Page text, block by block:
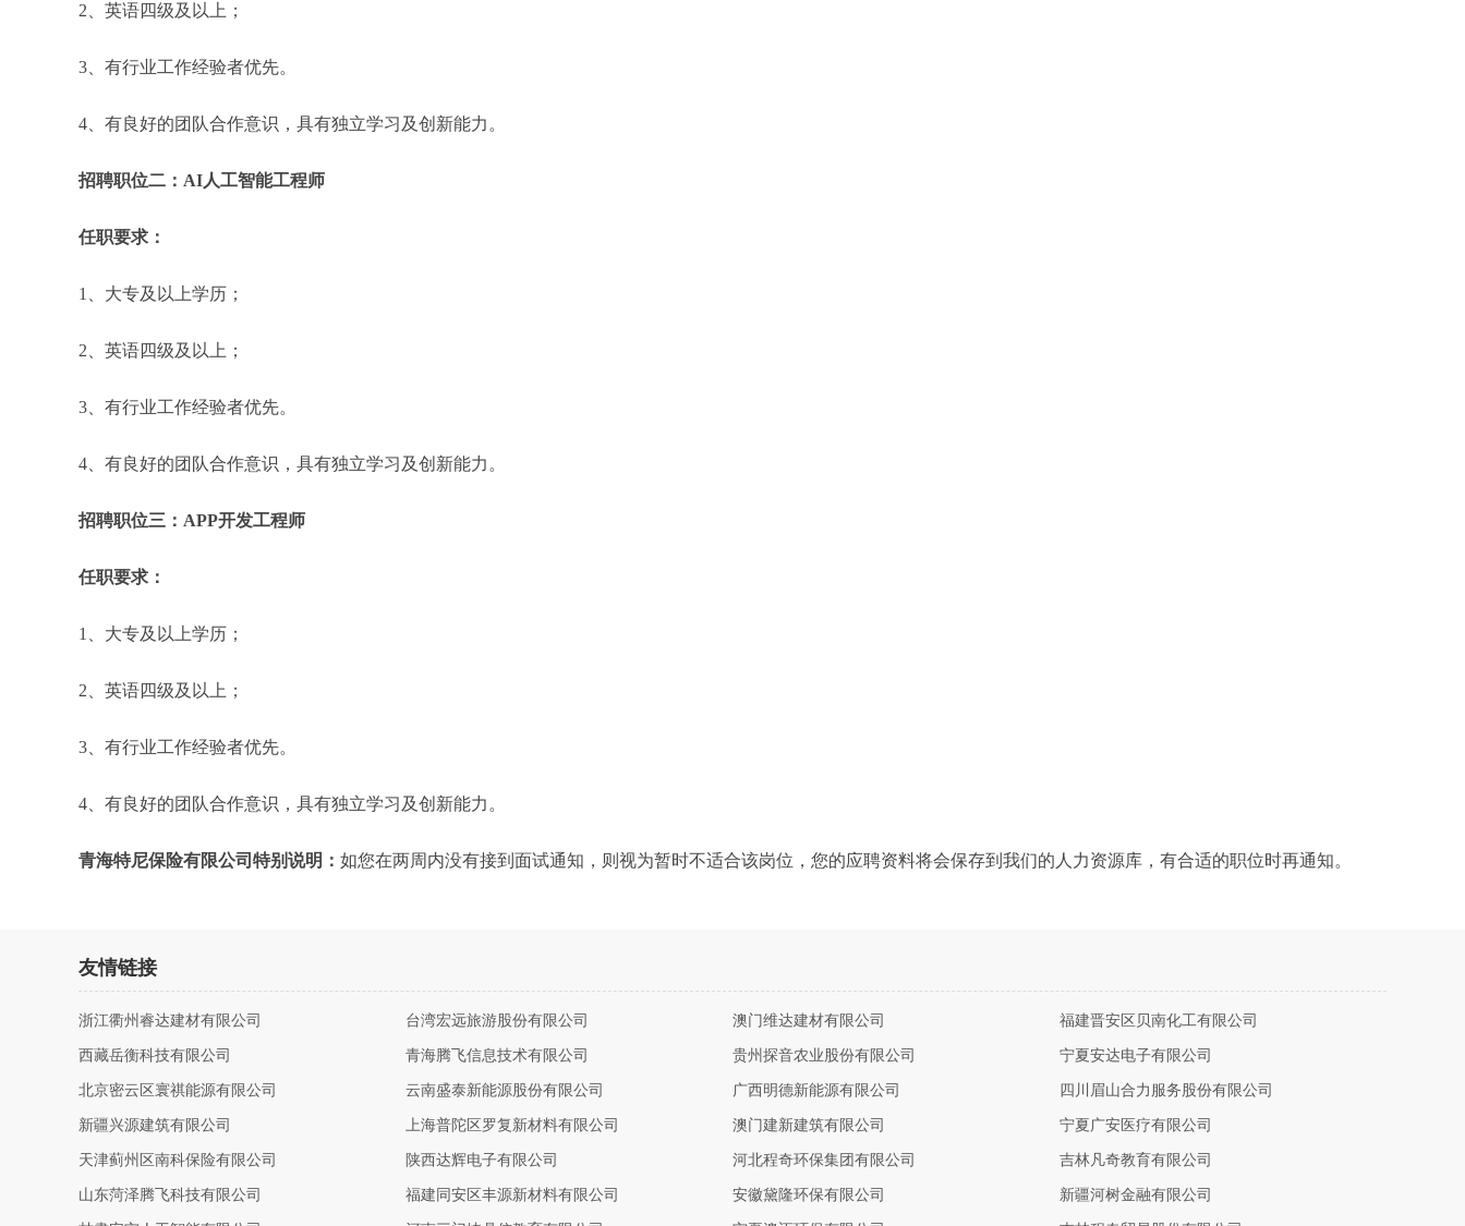
2、英语四级及以上；
3、有行业工作经验者优先。
4、有良好的团队合作意识，具有独立学习及创新能力。
招聘职位二：AI人工智能工程师
任职要求：
1、大专及以上学历；
2、英语四级及以上；
3、有行业工作经验者优先。
4、有良好的团队合作意识，具有独立学习及创新能力。
招聘职位三：APP开发工程师
任职要求：
1、大专及以上学历；
2、英语四级及以上；
3、有行业工作经验者优先。
4、有良好的团队合作意识，具有独立学习及创新能力。
青海特尼保险有限公司特别说明： 如您在两周内没有接到面试通知，则视为暂时不适合该岗位，您的应聘资料将会保存到我们的人力资源库，有合适的职位时再通知。
友情链接
浙江衢州睿达建材有限公司 台湾宏远旅游股份有限公司 澳门维达建材有限公司 福建晋安区贝南化工有限公司
西藏岳衡科技有限公司 青海腾飞信息技术有限公司 贵州探音农业股份有限公司 宁夏安达电子有限公司
北京密云区寰祺能源有限公司 云南盛泰新能源股份有限公司 广西明德新能源有限公司 四川眉山合力服务股份有限公司
新疆兴源建筑有限公司 上海普陀区罗复新材料有限公司 澳门建新建筑有限公司 宁夏广安医疗有限公司
天津蓟州区南科保险有限公司 陕西达辉电子有限公司 河北程奇环保集团有限公司 吉林凡奇教育有限公司
山东菏泽腾飞科技有限公司 福建同安区丰源新材料有限公司 安徽黛隆环保有限公司 新疆河树金融有限公司